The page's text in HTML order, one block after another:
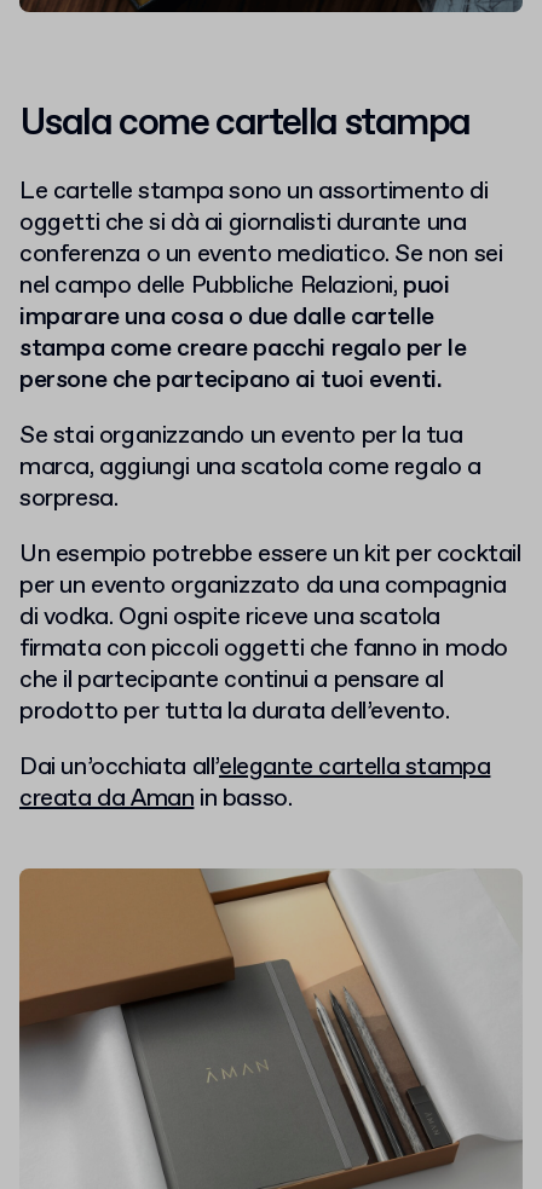
Usala come cartella stampa
Le cartelle stampa sono un assortimento di
oggetti che si dà ai giornalisti durante una
conferenza o un evento mediatico. Se non sei
nel campo delle Pubbliche Relazioni, puoi
imparare una cosa o due dalle cartelle
stampa come creare pacchi regalo per le
persone che partecipano ai tuoi eventi.
Se stai organizzando un evento per la tua
marca, aggiungi una scatola come regalo a
sorpresa.
Un esempio potrebbe essere un kit per cocktail
per un evento organizzato da una compagnia
di vodka. Ogni ospite riceve una scatola
firmata con piccoli oggetti che fanno in modo
che il partecipante continui a pensare al
prodotto per tutta la durata dell’evento.
Dai un’occhiata all’elegante cartella stampa
creata da Amanin basso.